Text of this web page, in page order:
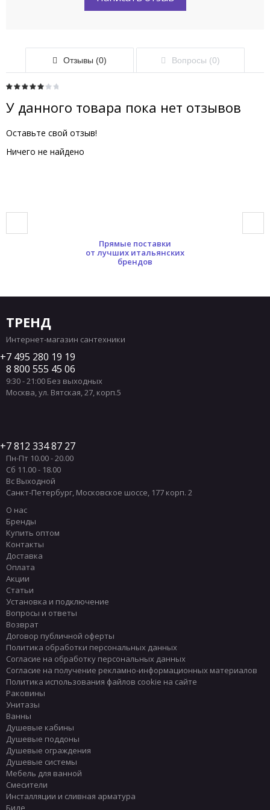
Отзывы (0) Вопросы (0)
У данного товара пока нет отзывов
Оставьте свой отзыв!
Ничего не найдено
Прямые поставки
от лучших итальянских
брендов
ТРЕНД
Интернет-магазин сантехники
7 495 280 19 19
8 800 555 45 06
9:30 - 21:00 Без выходных
Москва ул. Вятская, 27, корп.5
7 812 334 87 27
Пн-Пт 10.00 - 20.00
Сб 11.00 - 18.00
Вс Выходной
Санкт-Петербург Московское шоссе, 177 корп. 2
О нас
Бренды
Купить оптом
Контакты
Доставка
Оплата
Акции
Статьи
Установка и подключение
Вопросы и ответы
Возврат
Договор публичной оферты
Политика обработки персональных данных
Согласие на обработку персональных данных
Согласие на получение рекламно-информационных материалов
Политика использования файлов cookie на сайте
Раковины
Унитазы
Ванны
Душевые кабины
Душевые поддоны
Душевые ограждения
Душевые системы
Мебель для ванной
Смесители
Инсталляции и сливная арматура
Биде